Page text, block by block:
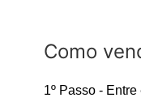
Como
1º Passo -